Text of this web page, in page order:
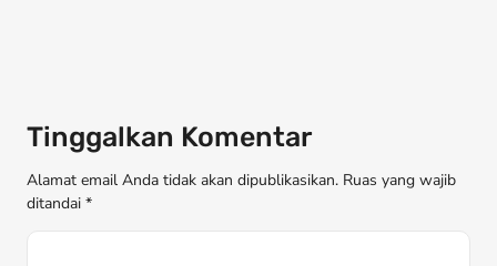
Tinggalkan Komentar
Alamat email Anda tidak akan dipublikasikan. Ruas yang wajib
ditandai *